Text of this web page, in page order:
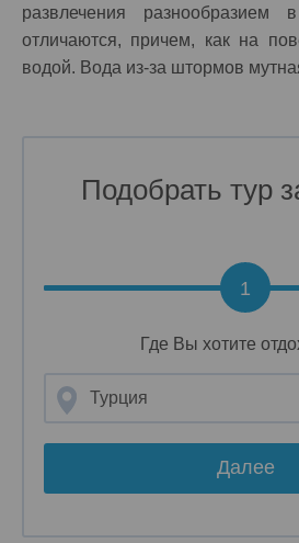
развлечения
отличаются, причем, как на
водой. Вода из-за штормов
Подобрать тур
Где Вы хотите
Турция
Далее
1